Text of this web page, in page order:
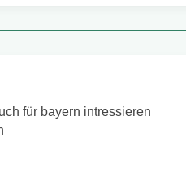
für bayern intressieren